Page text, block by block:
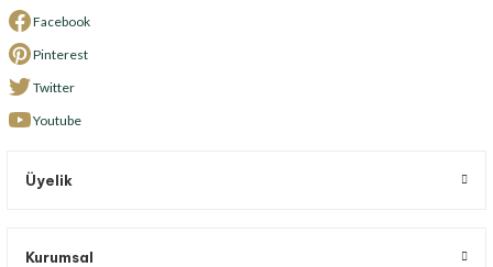
Facebook
Pinterest
Twitter
Youtube
Üyelik
Kurumsal